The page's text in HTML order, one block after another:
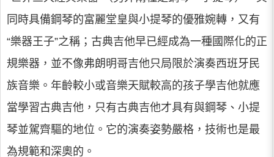
同時具備鋼琴的富麗堂皇與小提琴的優雅婉轉，又有
“樂器王子”之稱；古典吉他早已經成為一種國際化的正
規樂器，並不像弗朗明哥吉他只局限於演奏西班牙民
族音樂。年齡較小或音樂天賦較高的孩子學吉他就應
當學習古典吉他，只有古典吉他才具有與鋼琴、小提
琴並駕齊驅的地位。它的演奏姿勢嚴格，技術也是最
為規範和深奧的。